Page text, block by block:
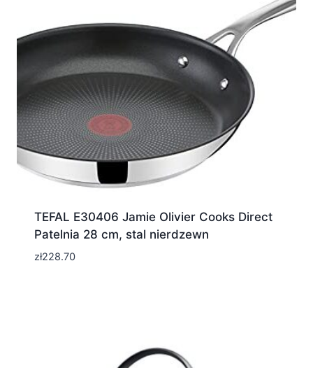
TEFAL E30406 Jamie Olivier Cooks Direct
Patelnia 28 cm, stal nierdzewn
zł228.70